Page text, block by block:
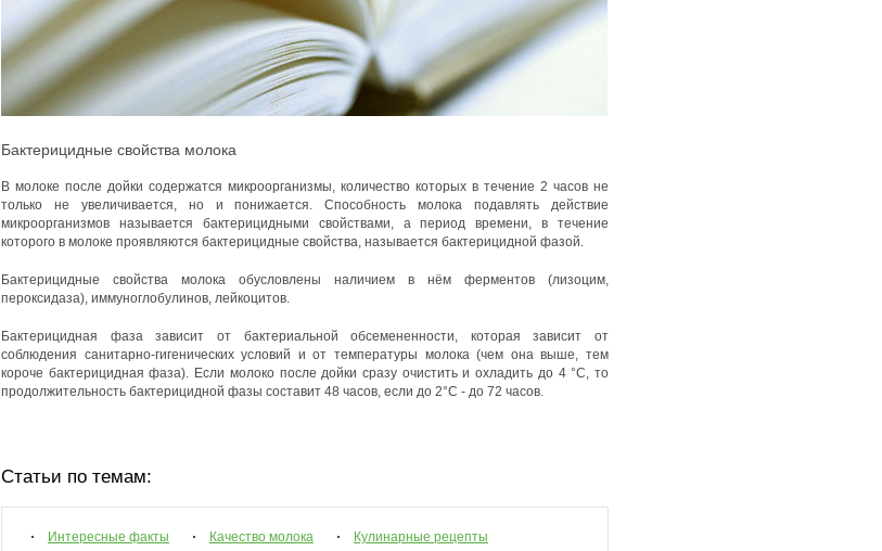
Бактерицидные свойства молока
В молоке после дойки содержатся микроорганизмы, количество которых в течение 2 часов не
только не увеличивается, но и понижается. Способность молока подавлять действие
микроорганизмов называется бактерицидными свойствами, а период времени, в течение
которого в молоке проявляются бактерицидные свойства, называется бактерицидной фазой.
Бактерицидные свойства молока обусловлены наличием в нём ферментов (лизоцим,
пероксидаза), иммуноглобулинов, лейкоцитов.
Бактерицидная фаза зависит от бактериальной обсемененности, которая зависит от
соблюдения санитарно-гигенических условий и от температуры молока (чем она выше, тем
короче бактерицидная фаза). Если молоко после дойки сразу очистить и охладить до 4 °C, то
продолжительность бактерицидной фазы составит 48 часов, если до 2°С - до 72 часов.
Статьи по темам:
Интересные факты Качество молока
Кулинарные рецепты